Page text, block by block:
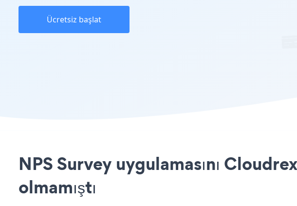
Ücretsiz başlat
NPS Survey uygulamasını
olmamıştı